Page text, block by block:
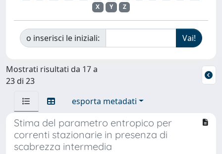
X
Y Z
o inserisci le iniziali:
Mostrati risultati da 17 a
23 di 23
esporta metadati
Stima del parametro entropico per
correnti stazionarie in presenza di
scabrezza intermedia